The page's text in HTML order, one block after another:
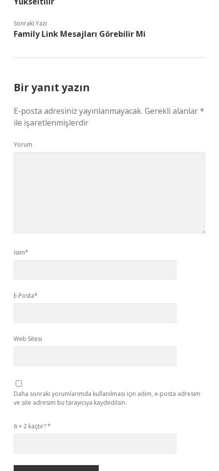
Sonraki Yazı
Family Link Mesajları Görebilir Mi
Bir yanıt yazın
E-posta adresiniz yayınlanmayacak. Gerekli alanlar*
ile işaretlenmişlerdir
Yorum
İsim*
E-Posta*
Web Sitesi
Daha sonraki yorumlarımda kullanılması için adım, e-posta adresim
ve site adresim bu tarayıcıya kaydedilsin.
6 + 2 kaçtır?*